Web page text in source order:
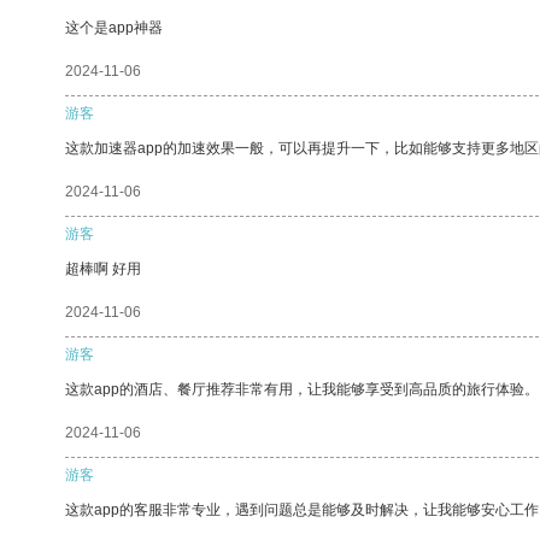
这个是app神器
2024-11-06
游客
这款加速器app的加速效果一般，可以再提升一下，比如能够支持更多地区
2024-11-06
游客
超棒啊 好用
2024-11-06
游客
这款app的酒店、餐厅推荐非常有用，让我能够享受到高品质的旅行体验。
2024-11-06
游客
这款app的客服非常专业，遇到问题总是能够及时解决，让我能够安心工作